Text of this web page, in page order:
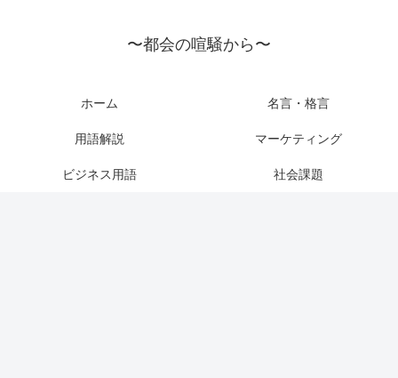
〜都会の喧騒から〜
ホーム 名言・格言
用語解説 マーケティング
ビジネス用語 社会課題